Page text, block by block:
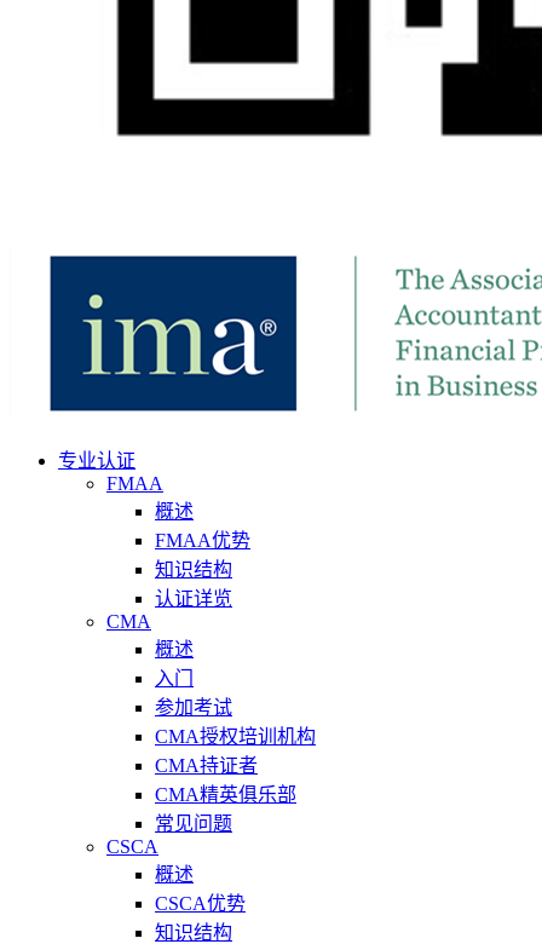
专业认证
FMAA
概述
FMAA优势
知识结构
认证详览
CMA
概述
入门
参加考试
CMA授权培训机构
CMA持证者
CMA精英俱乐部
常见问题
CSCA
概述
CSCA优势
知识结构